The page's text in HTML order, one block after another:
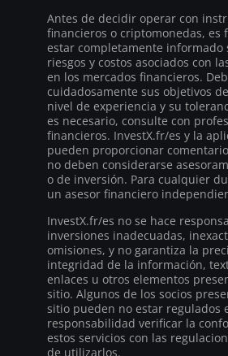
Antes de decidir operar con
financieros o criptomonedas, es
estar completamente informado
riesgos y costos asociados con
en los mercados financieros.
cuidadosamente sus objetivos
nivel de experiencia y su
es necesario, consulte con
financieros. InvestX.fr/es y la
pueden proporcionar
no deben considerarse
o de inversión. Para cualquier
un asesor financiero
InvestX.fr/es no se hace
inversiones inadecuadas,
omisiones, y no garantiza la
integridad de la información,
enlaces u otros elementos
sitio. Algunos de los socios
sitio pueden no estar regulados
responsabilidad verificar la
estos servicios con las
de utilizarlos.